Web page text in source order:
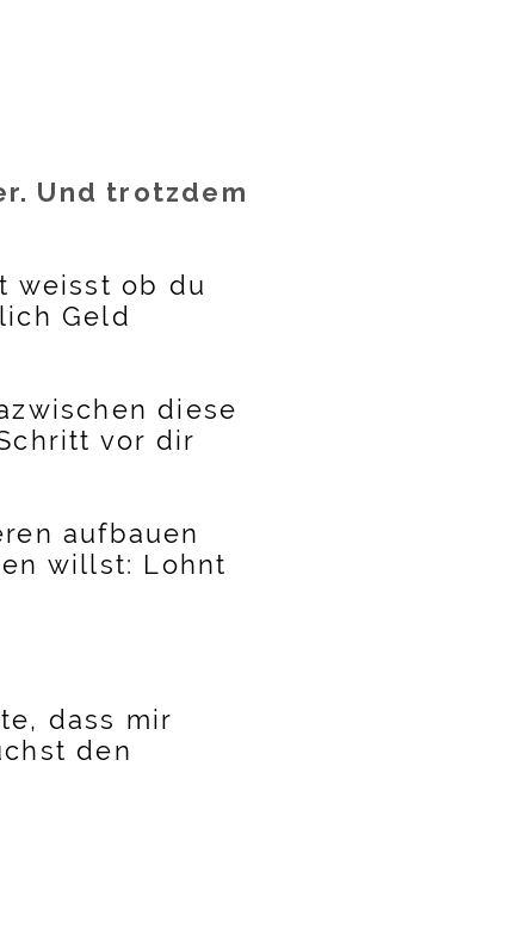
Und trotzdem
weisst ob du
Geld
diese
vor dir
aufbauen
willst: Lohnt
dass mir
den